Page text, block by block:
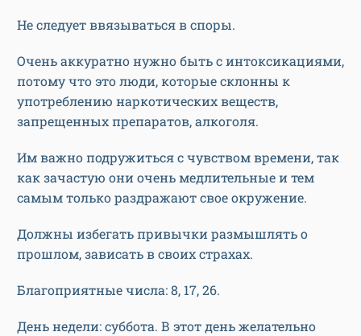
Не следует ввязываться в споры.
Очень аккуратно нужно быть с интоксикациями,
потому что это люди, которые склонны к
употреблению наркотических веществ,
запрещенных препаратов, алкоголя.
Им важно подружиться с чувством времени, так
как зачастую они очень медлительные и тем
самым только раздражают свое окружение.
Должны избегать привычки размышлять о
прошлом, зависать в своих страхах.
Благоприятные числа: 8, 17, 26.
День недели: суббота. В этот день желательно